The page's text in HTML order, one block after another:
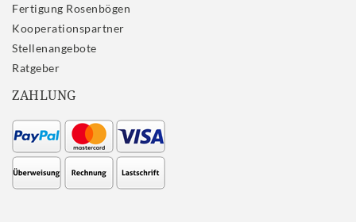
Fertigung Rosenbögen
Kooperationspartner
Stellenangebote
Ratgeber
ZAHLUNG